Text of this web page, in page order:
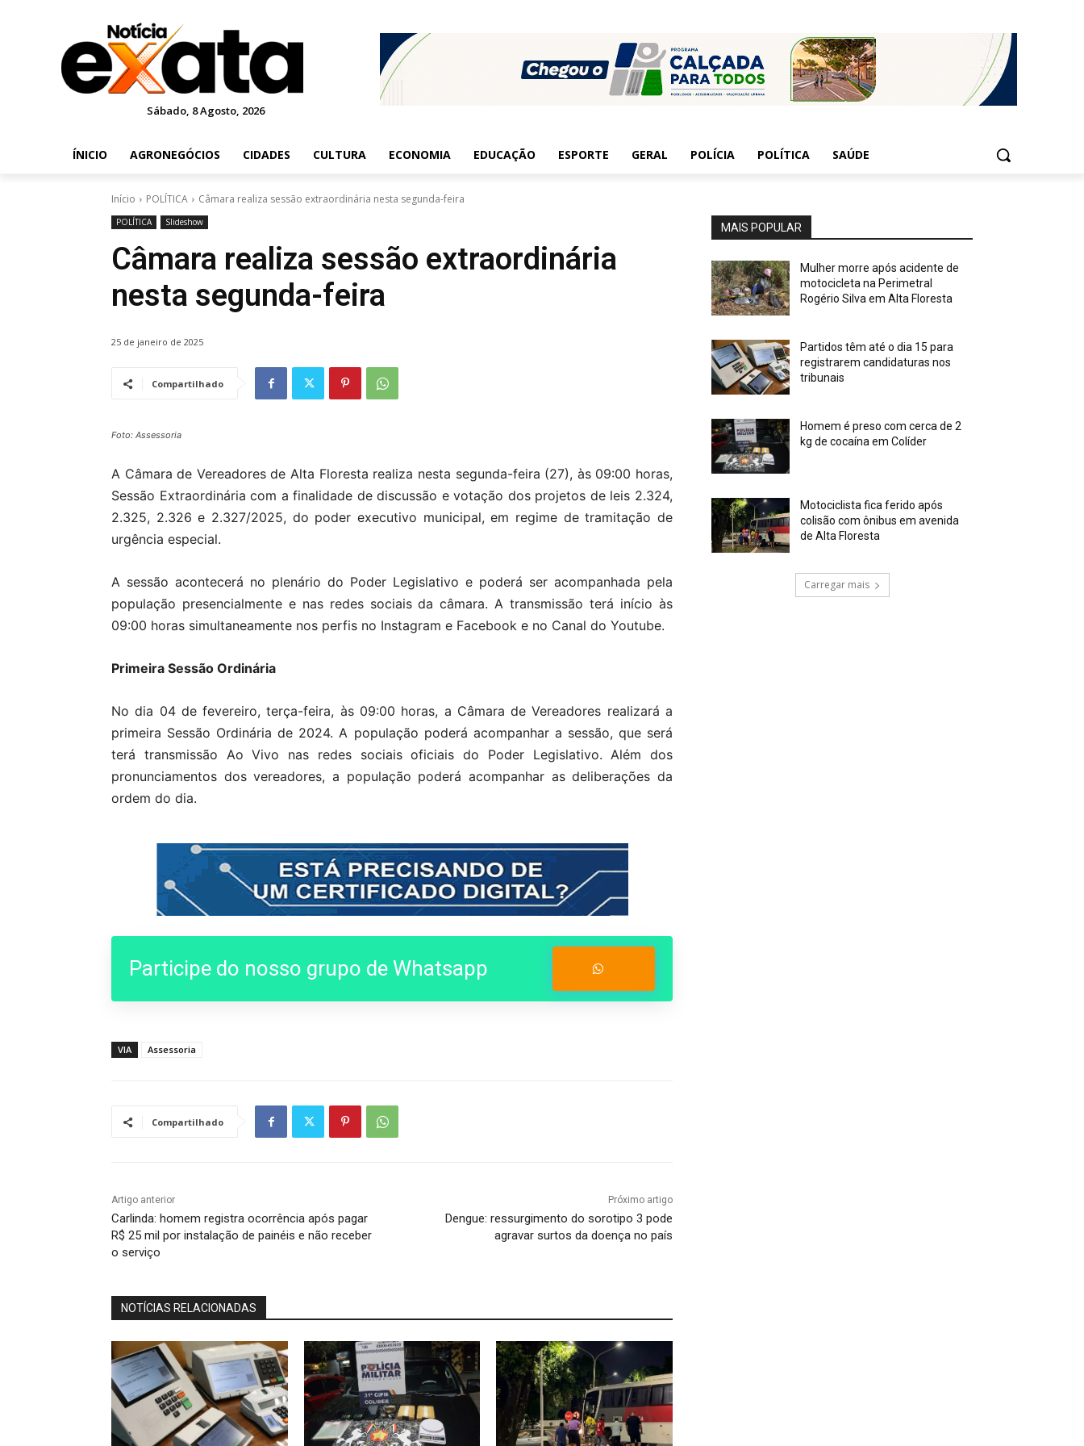
Sábado, 8 Agosto, 2026
ÍNICIO AGRONEGÓCIOS CIDADES CULTURA ECONOMIA EDUCAÇÃO ESPORTE GERAL POLÍCIA POLÍTICA SAÚDE
Início POLÍTICA Câmara realiza sessão extraordinária nesta segunda-feira
POLÍTICA Slideshow
Câmara realiza sessão extraordinária
nesta segunda-feira
25 de janeiro de 2025
Compartilhado
Foto: Assessoria
A Câmara de Vereadores de Alta Floresta realiza nesta segunda-feira (27), às 09:00 horas,
Sessão Extraordinária com a finalidade de discussão e votação dos projetos de leis 2.324,
2.325, 2.326 e 2.327/2025, do poder executivo municipal, em regime de tramitação de
urgência especial.
A sessão acontecerá no plenário do Poder Legislativo e poderá ser acompanhada pela
população presencialmente e nas redes sociais da câmara. A transmissão terá início às
09:00 horas simultaneamente nos perfis no Instagram e Facebook e no Canal do Youtube.
Primeira Sessão Ordinária
No dia 04 de fevereiro, terça-feira, às 09:00 horas, a Câmara de Vereadores realizará a
primeira Sessão Ordinária de 2024. A população poderá acompanhar a sessão, que será
terá transmissão Ao Vivo nas redes sociais oficiais do Poder Legislativo. Além dos
pronunciamentos dos vereadores, a população poderá acompanhar as deliberações da
ordem do dia.
Participe do nosso grupo de Whatsapp
VIA Assessoria
Compartilhado
Artigo anterior
Carlinda: homem registra ocorrência após pagar
R$ 25 mil por instalação de painéis e não receber
o serviço
Próximo artigo
Dengue: ressurgimento do sorotipo 3 pode
agravar surtos da doença no país
NOTÍCIAS RELACIONADAS
MAIS POPULAR
Mulher morre após acidente de
motocicleta na Perimetral
Rogério Silva em Alta Floresta
Partidos têm até o dia 15 para
registrarem candidaturas nos
tribunais
Homem é preso com cerca de 2
kg de cocaína em Colíder
Motociclista fica ferido após
colisão com ônibus em avenida
de Alta Floresta
Carregar mais